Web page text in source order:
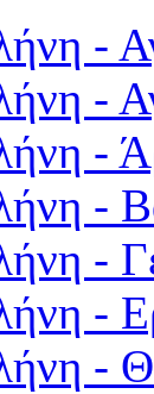
-
-
-
-
-
-
-